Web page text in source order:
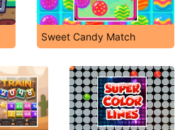
Sweet Candy Match